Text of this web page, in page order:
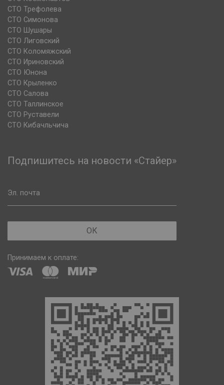
СТО Трефолева
СТО Симонова
СТО Шушары
СТО Лиговский
СТО Коломяжский
СТО Ириновский
СТО Юнона
СТО Крыленко
СТО Салова
СТО Таллинское
СТО Руставели
СТО Кибачльчича
Подпишитесь на новости «Стайер»
Эл. почта
ОК
Принимаем к оплате: